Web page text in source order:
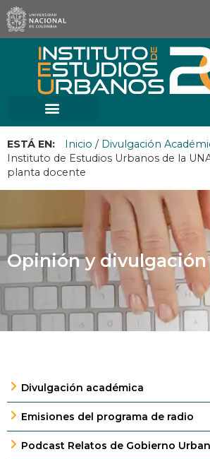
ESTÁ EN: Inicio / Divulgación
Instituto de Estudios Urbanos de la
planta docente
Opinión y divulgación
Divulgación académica
Emisiones del programa de radio
Podcast Relatos de Gobierno